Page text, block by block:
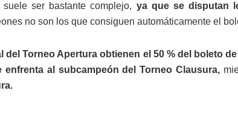
ser bastante complejo, ya que se disputan
no son los que consiguen automáticamente el
Torneo Apertura obtienen el 50 % del boleto
enfrenta al subcampeón del Torneo Clausura,